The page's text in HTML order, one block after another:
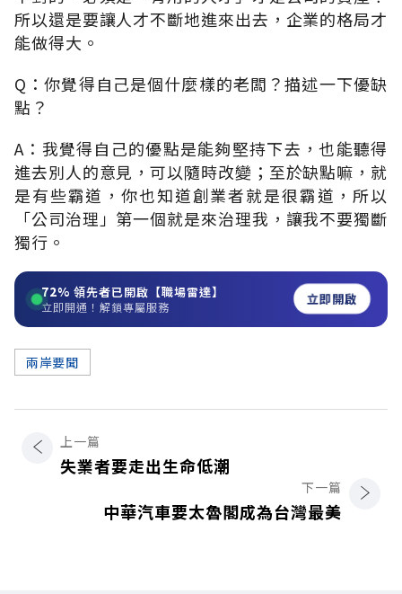
所以還是要讓人才不斷地進來出去，企業的格局才
能做得大。
Q：你覺得自己是個什麼樣的老闆？描述一下優缺
點？
A：我覺得自己的優點是能夠堅持下去，也能聽得
進去別人的意見，可以隨時改變；至於缺點嘛，就
是有些霸道，你也知道創業者就是很霸道，所以
「公司治理」第一個就是來治理我，讓我不要獨斷
獨行。
72% 領先者已開啟【職場雷達】
立即開通！解鎖專屬服務 立即開啟
兩岸要聞
上一篇
失業者要走出生命低潮
下一篇
中華汽車要太魯閣成為台灣最美